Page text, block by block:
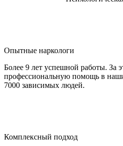
Опытные наркологи
Более 9 лет успешной работы. За
профессиональную помощь в
7000 зависимых людей.
Комплексный подход